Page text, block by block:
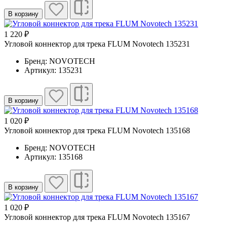
В корзину
1 220 ₽
Угловой коннектор для трека FLUM Novotech 135231
Бренд: NOVOTECH
Артикул: 135231
В корзину
1 020 ₽
Угловой коннектор для трека FLUM Novotech 135168
Бренд: NOVOTECH
Артикул: 135168
В корзину
1 020 ₽
Угловой коннектор для трека FLUM Novotech 135167